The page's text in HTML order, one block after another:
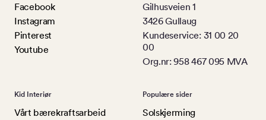
Facebook
Instagram
Pinterest
Youtube
Gilhusveien 1
3426 Gullaug
Kundeservice: 31 00 20
00
Org.nr: 958 467 095 MVA
Kid Interiør
Vårt bærekraftsarbeid
Populære sider
Solskjerming